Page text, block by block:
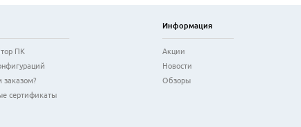
ПК
заказом?
сертификаты
Информация
Акции
Новости
Обзоры